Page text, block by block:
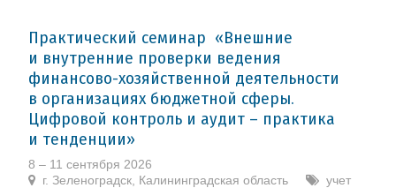
Практический семинар «Внешние
и внутренние проверки ведения
финансово-хозяйственной деятельности
в организациях бюджетной сферы.
Цифровой контроль и аудит – практика
и тенденции»
8 – 11 сентября 2026
г. Зеленоградск, Калининградская область
учет